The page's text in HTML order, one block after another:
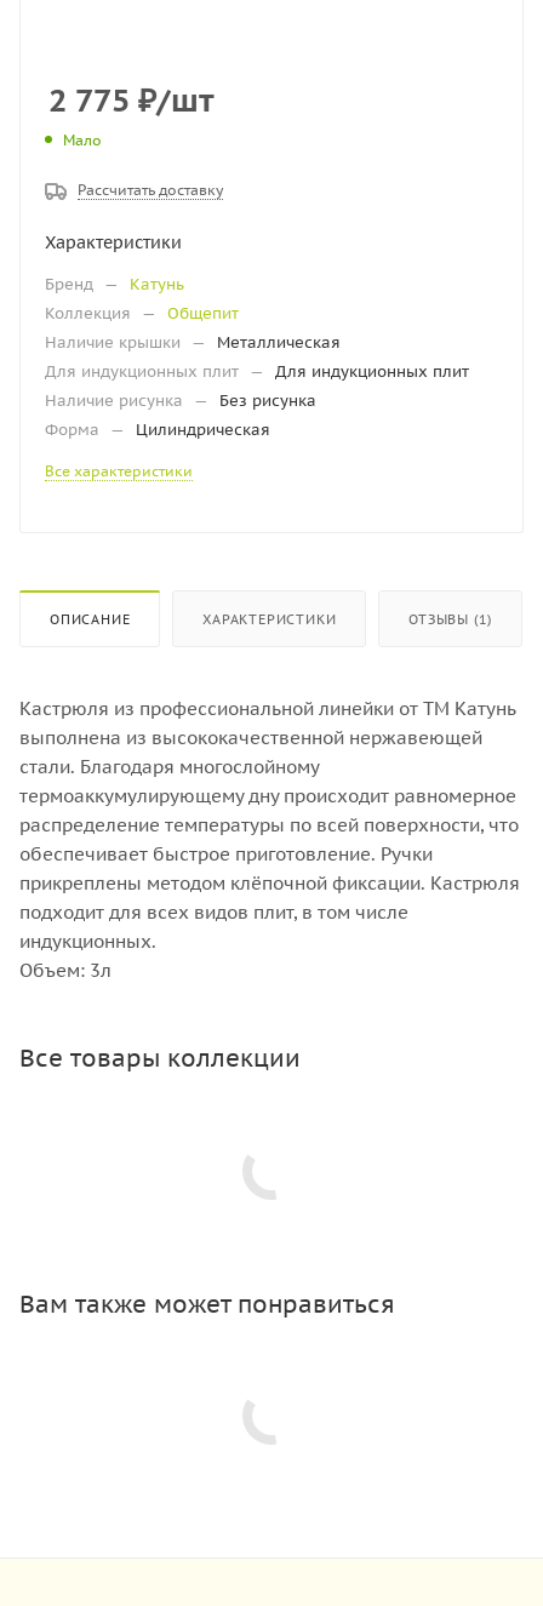
2 775 ₽/шт
Мало
Рассчитать доставку
Характеристики
Бренд —
Катунь
Коллекция
—
Общепит
Наличие крышки
—
Металлическая
Для индукционных плит —
Для индукционных плит
Наличие рисунка
—
Без рисунка
Форма
— Цилиндрическая
Все характеристики
ОПИСАНИЕ ХАРАКТЕРИСТИКИ ОТЗЫВЫ (1)
Кастрюля из профессиональной линейки от ТМ Катунь
выполнена из высококачественной нержавеющей
стали. Благодаря многослойному
термоаккумулирующему дну происходит равномерное
распределение температуры по всей поверхности, что
обеспечивает быстрое приготовление. Ручки
прикреплены методом клёпочной фиксации. Кастрюля
подходит для всех видов плит, в том числе
индукционных.
Объем: 3л
Все товары коллекции
Вам также может понравиться